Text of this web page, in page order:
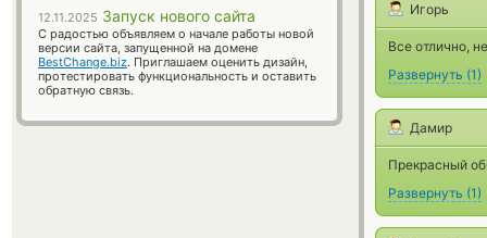
Игорь
Все отлично,
Развернуть (1)
Дамир
Прекрасный
Развернуть (1)
12.11.2025 Запуск нового сайта
С радостью объявляем о начале работы новой
версии сайта, запущенной на домене
BestChange.biz. Приглашаем оценить дизайн,
протестировать функциональность и оставить
обратную связь.